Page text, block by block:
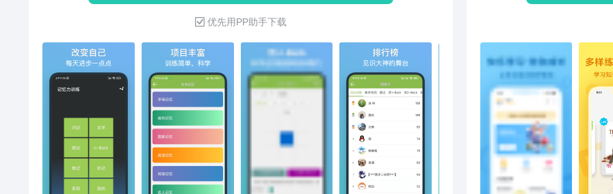
工作记忆、反应力！【数字空间】数字方格空间记忆：训练
视觉短期记忆、规划能力、工作记忆、空间想象力！【图
记】图像记忆：训练视觉短期记忆、非语言记忆，工作记
忆！【数字记忆】包含随机数字和二进制数字记忆等。【文
字记忆】包含字母记忆、省份记忆和成语记忆等。【扑克牌
记忆】简单方便的翻牌记忆，随时随地训练！【记忆宫殿】
掌握了记忆宫殿方法，轻松背书、背单词、背考题、背古诗
词！【记忆方法】掌握了记忆方法，训练效率更高！【训练
分析】训练数据实时记录分析，直观展示记忆曲线！【健康
贴士】每天一条健康小知识，合理锻炼大脑！【益智头条】
了解脑力训练资讯，打造超强大脑！【每天听一听】每天听
优先用PP助手下载
品，
时长
题，
160-